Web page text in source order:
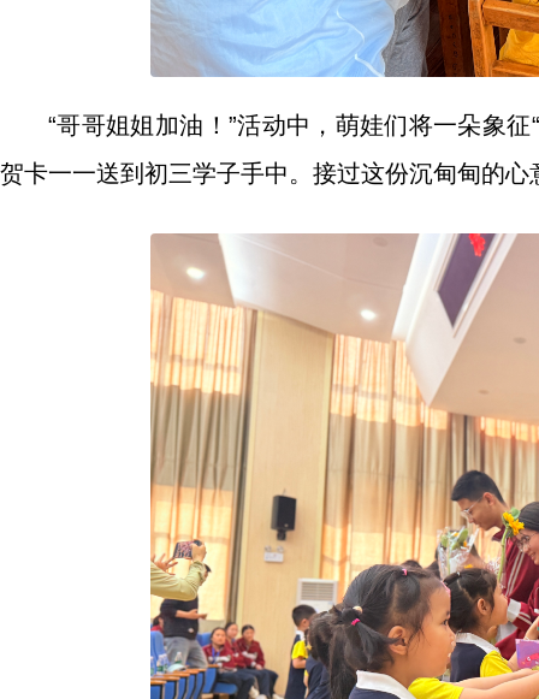
“哥哥姐姐加油！”活动中，萌娃们将一朵象
贺卡一一送到初三学子手中。接过这份沉甸甸的